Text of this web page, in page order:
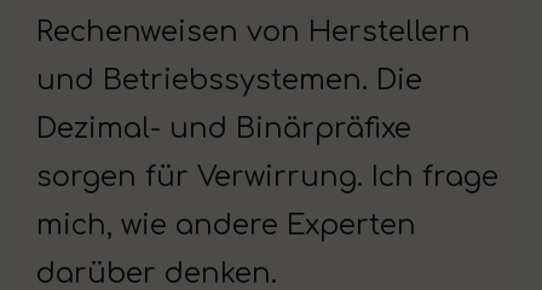
Rechenweisen von Herstellern
und Betriebssystemen. Die
Dezimal- und Binärpräfixe
sorgen für Verwirrung. Ich frage
mich, wie andere Experten
darüber denken.